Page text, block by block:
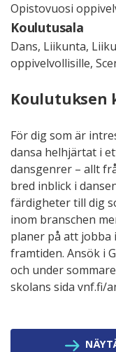
Opistovuosi
Koulutusala
Dans, Liikunta,
oppivelvollisille,
Koulutuksen
För dig som är
dansa helhjärtat i
dansgenrer – allt
bred inblick i
färdigheter till dig
inom branschen
planer på att jobba
framtiden. Ansök i
och under
skolans sida vnf.fi/